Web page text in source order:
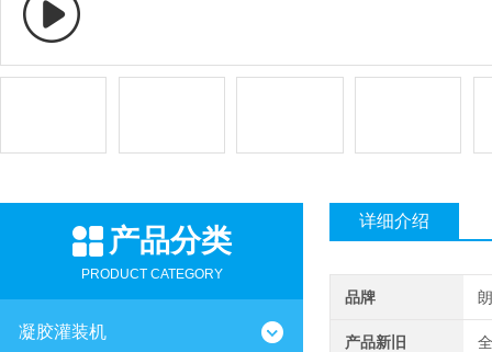
产品分类
PRODUCT CATEGORY
凝胶灌装机
详细介绍
品牌
产品新旧